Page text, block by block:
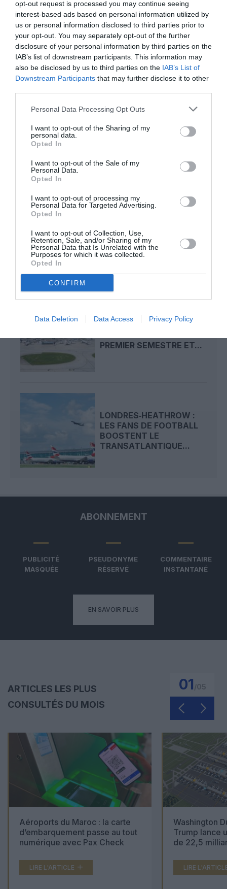
opt-out request is processed you may continue seeing
interest-based ads based on personal information utilized by
us or personal information disclosed to third parties prior to
your opt-out. You may separately opt-out of the further
disclosure of your personal information by third parties on the
IAB’s list of downstream participants. This information may
also be disclosed by us to third parties on the IAB’s List of
Downstream Participants that may further disclose it to other
Personal Data Processing Opt Outs
I want to opt-out of the Sharing of my
personal data.
Opted In
I want to opt-out of the Sale of my
Personal Data.
Opted In
I want to opt-out of processing my
Personal Data for Targeted Advertising.
Opted In
I want to opt-out of Collection, Use,
Retention, Sale, and/or Sharing of my
Personal Data that Is Unrelated with the
Purposes for which it was collected.
Opted In
CONFIRM
Data Deletion Data Access Privacy Policy
Manfoua commenté l'article :
Pyramides, croisières et mer Rouge : l’Égypte mise sur
une saison record malgré le contexte géopolitique
a commenté l'article :
Pointe‑à‑Pitre – Panama City : Air France ouvre un pont
Air France-KLM Cityjet Deauville
transform 2015
LONDRES‑GATWICK
OBTIENT LE FEU VERT
DÉFINITIF...
LONDRES-HEATHROW :
PREMIER SEMESTRE ET...
LONDRES‑HEATHROW :
LES FANS DE FOOTBALL
BOOSTENT LE
TRANSATLANTIQUE...
ABONNEMENT
PUBLICITÉ
MASQUÉE
PSEUDONYME
RÉSERVÉ
COMMENTAIRE
INSTANTANÉ
EN SAVOIR PLUS
ARTICLES LES PLUS
CONSULTÉS DU MOIS
01
Aéroports du Maroc : la carte
d’embarquement passe au tout
numérique avec Pax Check
LIRE L'ARTICLE
Washington
Trump lance
de 22,5
LIRE